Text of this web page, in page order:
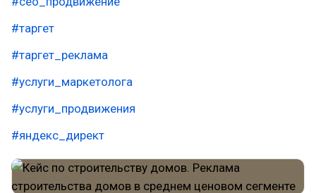
#таргет
#таргет_реклама
#услуги_маркетолога
#услуги_продвижения
#яндекс_директ